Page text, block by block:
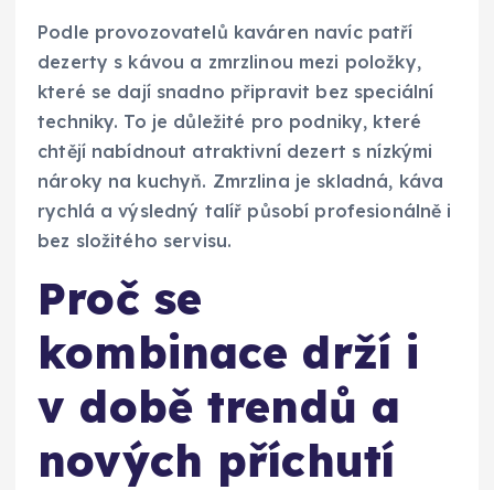
Podle provozovatelů kaváren navíc patří
dezerty s kávou a zmrzlinou mezi položky,
které se dají snadno připravit bez speciální
techniky. To je důležité pro podniky, které
chtějí nabídnout atraktivní dezert s nízkými
nároky na kuchyň. Zmrzlina je skladná, káva
rychlá a výsledný talíř působí profesionálně i
bez složitého servisu.
Proč se
kombinace drží i
v době trendů a
nových příchutí